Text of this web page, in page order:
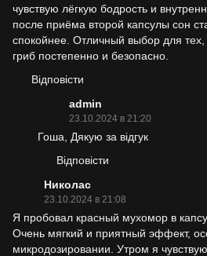
чувствую лёгкую бодрость и
после приёма второй капсулы сон
спокойнее. Отличный выбор для тех,
гриб постепенно и безопасно.
Відповісти
admin
23.10.2024 в 21:20
Гоша, Дякую за відгук
Відповісти
Николас
23.10.2024 в 21:08
Я пробовал красный мухомор в
Очень мягкий и приятный эффект,
микродозировании. Утром я